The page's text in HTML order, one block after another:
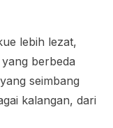
lebih lezat,
berbeda
seimbang
kalangan, dari